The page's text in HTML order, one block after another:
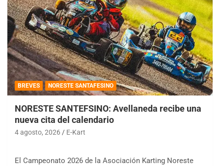
BREVES NORESTE SANTAFESINO
NORESTE SANTEFSINO: Avellaneda recibe una
nueva cita del calendario
4 agosto, 2026 E-Kart
El Campeonato 2026 de la Asociación Karting Noreste